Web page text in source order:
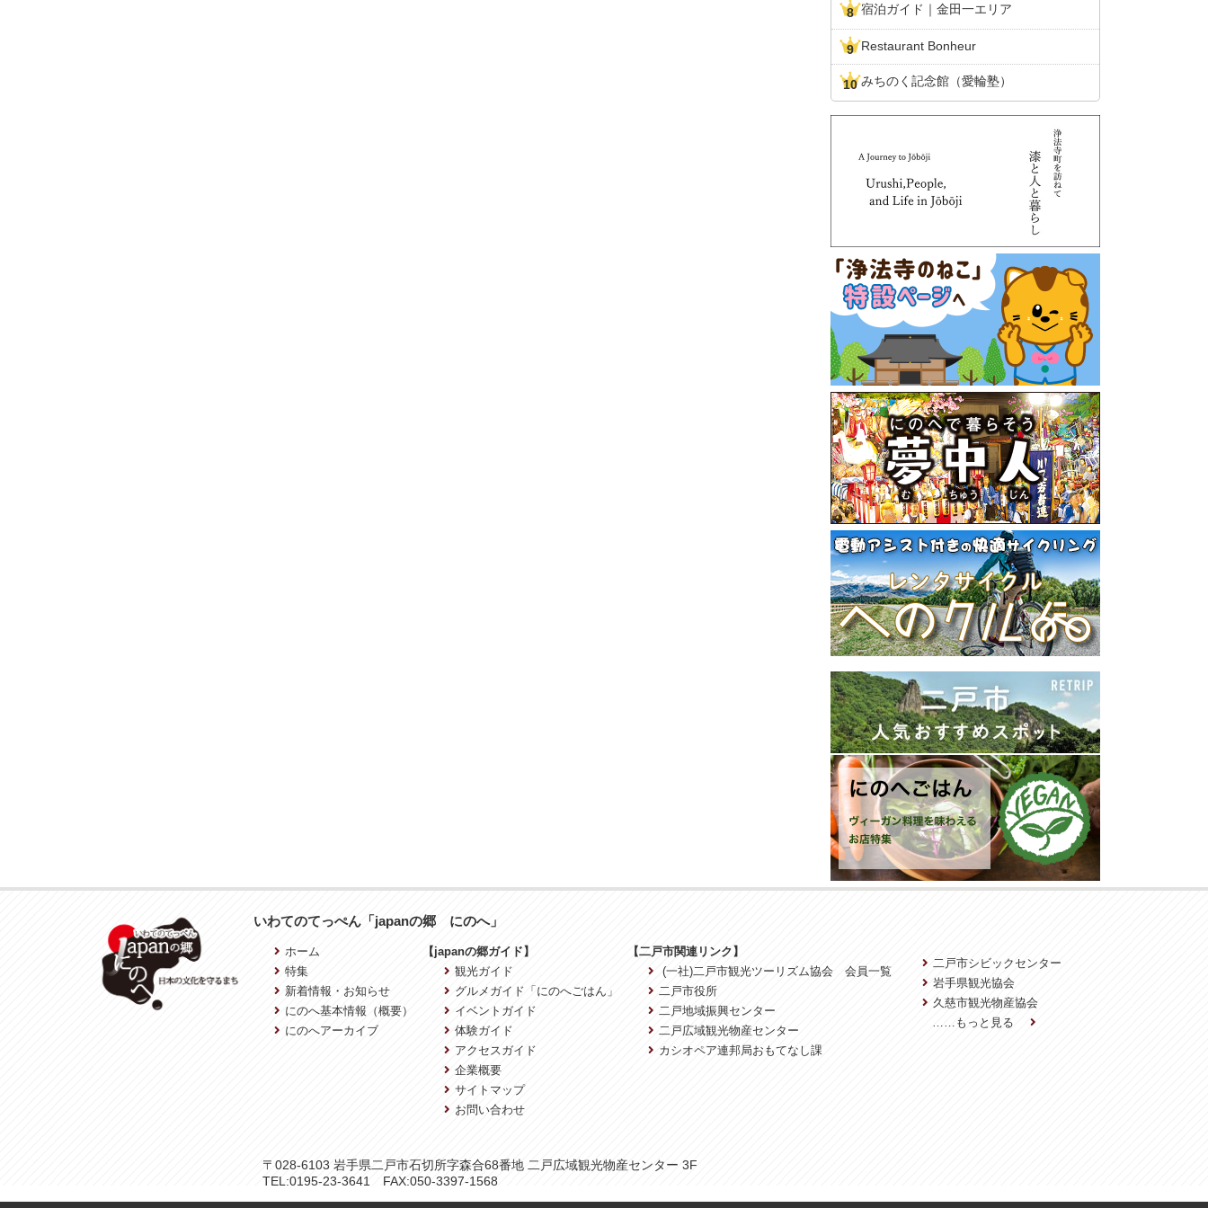
宿泊ガイド｜金田一エリア
Restaurant Bonheur
みちのく記念館（愛輪塾）
いわてのてっぺん「japanの郷 にのへ」
ホーム
特集
新着情報・お知らせ
にのへ基本情報（概要）
にのへアーカイブ
【japanの郷ガイド】
観光ガイド
グルメガイド「にのへごはん」
イベントガイド
体験ガイド
アクセスガイド
企業概要
サイトマップ
お問い合わせ
【二戸市関連リンク】
(一社)二戸市観光ツーリズム協会 会員一覧
二戸市役所
二戸地域振興センター
二戸広域観光物産センター
カシオペア連邦局おもてなし課
二戸市シビックセンター
岩手県観光協会
久慈市観光物産協会
……もっと見る
〒028-6103 岩手県二戸市石切所字森合68番地 二戸広域観光物産センター 3F
TEL:0195-23-3641 FAX:050-3397-1568